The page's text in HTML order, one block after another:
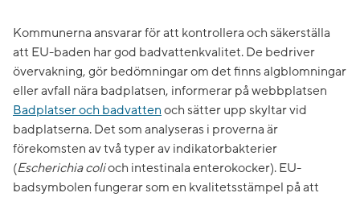
Kommunerna ansvarar för att kontrollera och säkerställa
att EU-baden har god badvattenkvalitet. De bedriver
övervakning, gör bedömningar om det finns algblomningar
eller avfall nära badplatsen, informerar på webbplatsen
Badplatser och badvatten och sätter upp skyltar vid
badplatserna. Det som analyseras i proverna är
förekomsten av två typer av indikatorbakterier
(Escherichia colioch intestinala enterokocker). EU-
badsymbolen fungerar som en kvalitetsstämpel på att